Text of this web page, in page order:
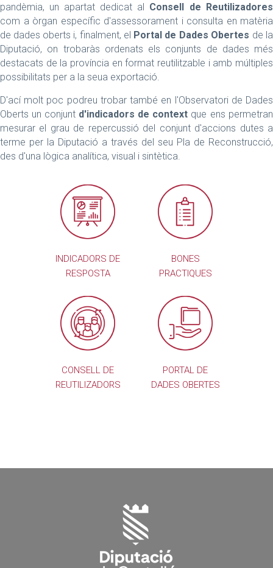
pandèmia, un apartat dedicat al Consell de Reutilizadores
com a òrgan específic d'assessorament i consulta en matèria
de dades oberts i, finalment, el Portal de Dades Obertes de la
Diputació, on trobaràs ordenats els conjunts de dades més
destacats de la província en format reutilitzable i amb múltiples
possibilitats per a la seua exportació.
D'ací molt poc podreu trobar també en l'Observatori de Dades
Oberts un conjunt d'indicadors de context que ens permetran
mesurar el grau de repercussió del conjunt d'accions dutes a
terme per la Diputació a través del seu Pla de Reconstrucció,
des d'una lògica analítica, visual i sintètica.
INDICADORS DE
RESPOSTA
BONES
PRACTIQUES
CONSELL DE
REUTILIZADORS
PORTAL DE
DADES OBERTES